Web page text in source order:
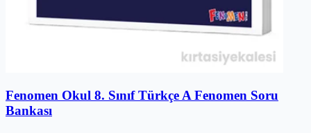
Fenomen Okul 8. Sınıf Türkçe A Fenomen Soru
Bankası